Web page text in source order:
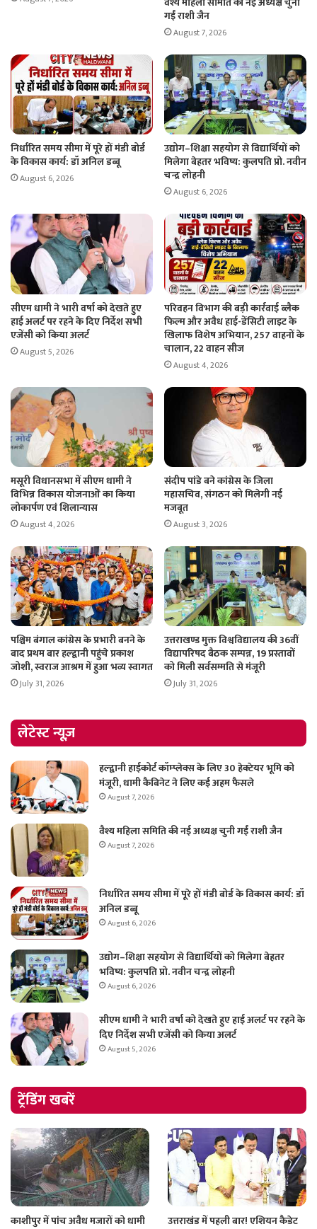
गईं राशी जैन
August 7, 2026
निर्धारित समय सीमा में पूरे हों मंडी बोर्ड
के विकास कार्य: डॉ अनिल डब्बू
August 6, 2026
उद्योग–शिक्षा सहयोग से विद्यार्थियों को
मिलेगा बेहतर भविष्य: कुलपति प्रो. नवीन
चन्द्र लोहनी
August 6, 2026
सीएम धामी ने भारी वर्षा को देखते हुए
हाई अलर्ट पर रहने के दिए निर्देश सभी
एजेंसी को किया अलर्ट
August 5, 2026
परिवहन विभाग की बड़ी कार्रवाई ब्लैक
फिल्म और अवैध हाई-डेंसिटी लाइट के
खिलाफ विशेष अभियान, 257 वाहनों के
चालान, 22 वाहन सीज
August 4, 2026
मसूरी विधानसभा में सीएम धामी ने
विभिन्न विकास योजनाओं का किया
लोकार्पण एवं शिलान्यास
August 4, 2026
संदीप पांडे बने कांग्रेस के जिला
महासचिव, संगठन को मिलेगी नई
मजबूत
August 3, 2026
पश्चिम बंगाल कांग्रेस के प्रभारी बनने के
बाद प्रथम बार हल्द्वानी पहुंचे प्रकाश
जोशी, स्वराज आश्रम में हुआ भव्य स्वागत
July 31, 2026
उत्तराखण्ड मुक्त विश्वविद्यालय की 36वीं
विद्यापरिषद बैठक सम्पन्न, 19 प्रस्तावों
को मिली सर्वसम्मति से मंजूरी
July 31, 2026
लेटेस्ट न्यूज़
हल्द्वानी हाईकोर्ट कॉम्प्लेक्स के लिए 30 हेक्टेयर भूमि को
मंजूरी, धामी कैबिनेट ने लिए कई अहम फैसले
August 7, 2026
वैश्य महिला समिति की नई अध्यक्ष चुनी गईं राशी जैन
August 7, 2026
निर्धारित समय सीमा में पूरे हों मंडी बोर्ड के विकास कार्य: डॉ
अनिल डब्बू
August 6, 2026
उद्योग–शिक्षा सहयोग से विद्यार्थियों को मिलेगा बेहतर
भविष्य: कुलपति प्रो. नवीन चन्द्र लोहनी
August 6, 2026
सीएम धामी ने भारी वर्षा को देखते हुए हाई अलर्ट पर रहने के
दिए निर्देश सभी एजेंसी को किया अलर्ट
August 5, 2026
ट्रेंडिंग खबरें
काशीपुर में पांच अवैध मजारों को धामी
उत्तराखंड में पहली बार! एशियन कैडेट